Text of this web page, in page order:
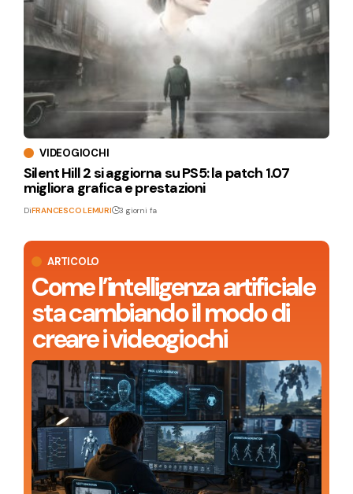
ARTICOLO
Come l’intelligenza artificiale
sta cambiando il modo di
creare i videogiochi
VIDEOGIOCHI
Silent Hill 2 si aggiorna su PS5: la patch 1.07
migliora grafica e prestazioni
DiFRANCESCO LEMURI 3 giorni fa